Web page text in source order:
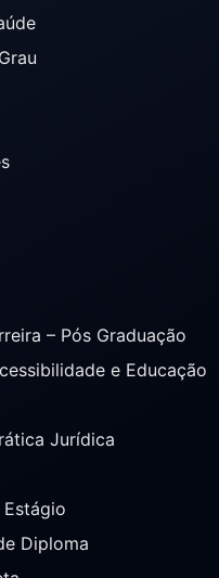
– Pós Graduação
e Educação
Jurídica
Diploma